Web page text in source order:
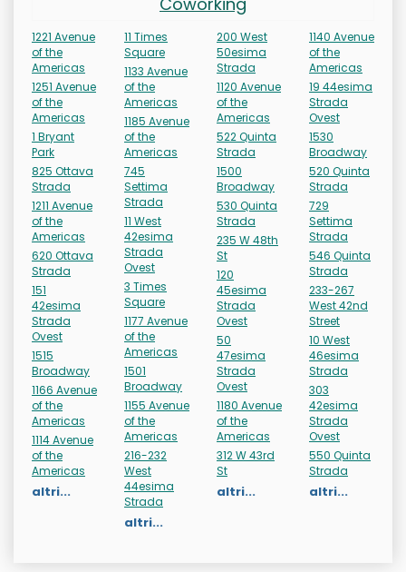
1221 Avenue
of the
Americas
1251 Avenue
of the
Americas
1 Bryant
Park
825 Ottava
Strada
1211 Avenue
of the
Americas
620 Ottava
Strada
151
42esima
Strada
Ovest
1515
Broadway
1166 Avenue
of the
Americas
1114 Avenue
of the
Americas
altri...
11 Times
Square
1133 Avenue
of the
Americas
1185 Avenue
of the
Americas
745
Settima
Strada
11 West
42esima
Strada
Ovest
3 Times
Square
1177 Avenue
of the
Americas
1501
Broadway
1155 Avenue
of the
Americas
216-232
West
44esima
Strada
altri...
200 West
50esima
Strada
1120 Avenue
of the
Americas
522 Quinta
Strada
1500
Broadway
530 Quinta
Strada
235 W 48th
St
120
45esima
Strada
Ovest
50
47esima
Strada
Ovest
1180 Avenue
of the
Americas
312 W 43rd
St
altri...
1140 Avenue
of the
Americas
19 44esima
Strada
Ovest
1530
Broadway
520 Quinta
Strada
729
Settima
Strada
546 Quinta
Strada
233-267
West 42nd
Street
10 West
46esima
Strada
303
42esima
Strada
Ovest
550 Quinta
Strada
altri...